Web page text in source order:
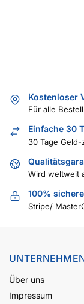
Kostenloser
Für alle
Einfache 30
30 Tage
Wird weltweit
100%
Stripe/
Über uns
Impressum